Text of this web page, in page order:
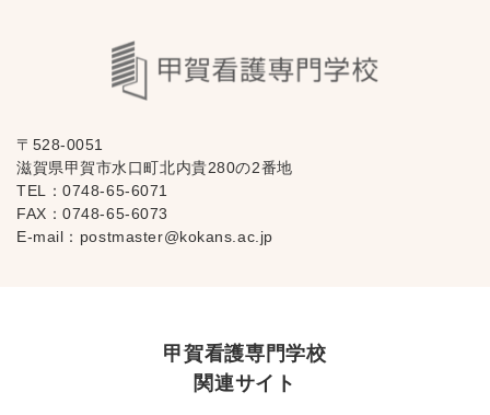
〒528-0051
滋賀県甲賀市水口町北内貴280の2番地
TEL：0748-65-6071
FAX：0748-65-6073
E-mail： postmaster@kokans.ac.jp
甲賀看護専門学校
関連サイト